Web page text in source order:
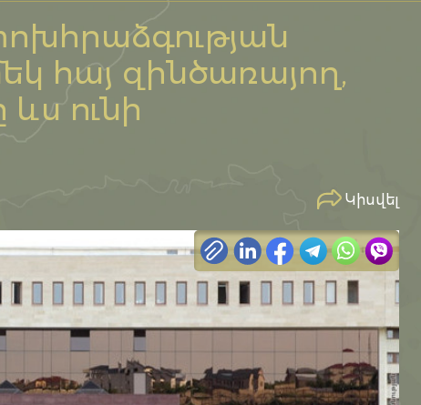
հայ զինծառայող,
ունի
Կիսվել